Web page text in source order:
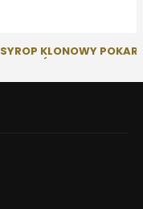
od
7,00 zł
12,00 zł